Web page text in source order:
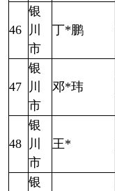
46
银
川
市
丁*鹏
47
银
川
市
邓*玮
48
银
川
市
王*
银